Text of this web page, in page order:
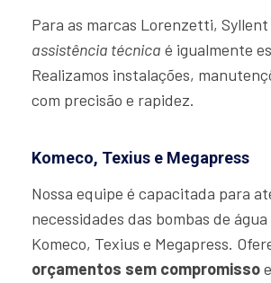
Para as marcas Lorenzetti, Syllent
assistência técnica é igualmente
Realizamos instalações,
com precisão e rapidez.
Komeco, Texius e Megapress
Nossa equipe é capacitada para
necessidades das bombas de
Komeco, Texius e Megapress.
orçamentos sem compromisso